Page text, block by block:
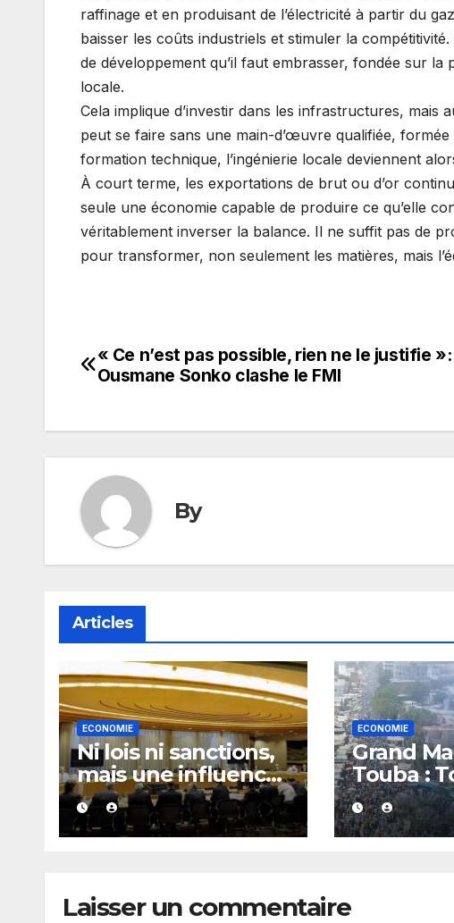
raffinage et en produisant de l’électricité à partir du
baisser les coûts industriels et stimuler la
de développement qu’il faut embrasser, fondée sur
locale.
Cela implique d’investir dans les infrastructures, mais
peut se faire sans une main-d’œuvre qualifiée,
formation technique, l’ingénierie locale deviennent
À court terme, les exportations de brut ou d’or
seule une économie capable de produire ce qu’elle
véritablement inverser la balance. Il ne suffit pas de
pour transformer, non seulement les matières, mais
Navigation
l’article
« Ce n’est pas possible, rien ne le justifie »:
Ousmane Sonko clashe le FMI
By
Articles
ECONOMIE
Ni lois ni sanctions,
mais une influence
considérable : les
secrets du Financial
Stability Board
ECONOMIE
Grand
Touba :
Kanam
bilan
fixe un
Laisser un commentaire